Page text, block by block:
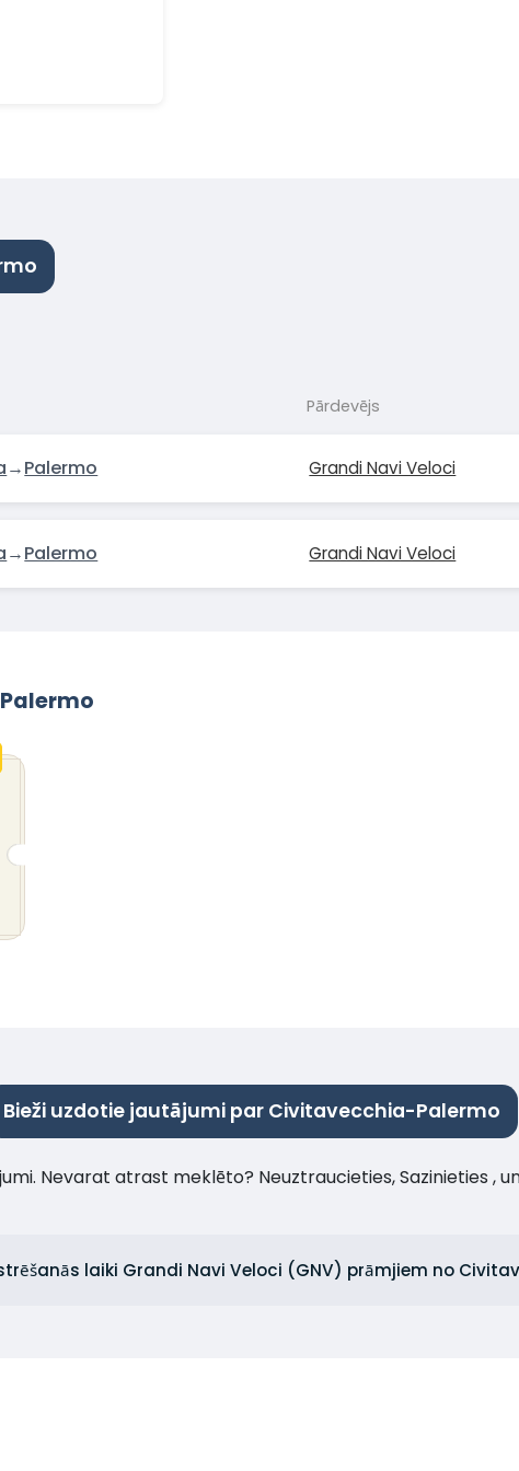
Pārdevējs
→Palermo Grandi Navi Veloci
→Palermo Grandi Navi Veloci
Bieži uzdotie jautājumi par Civitavecchia-Palermo
Nevarat atrast meklēto? Neuztraucieties, Sazinieties ,
laiki Grandi Navi Veloci (GNV) prāmjiem no